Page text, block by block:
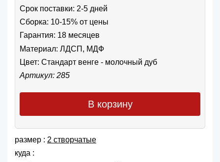
Срок поставки: 2-5 дней
Сборка: 10-15% от цены
Гарантия: 18 месяцев
Материал: ЛДСП, МДФ
Цвет: Стандарт венге - молочный дуб
Артикул: 285
В корзину
размер : 2 створчатые
куда :